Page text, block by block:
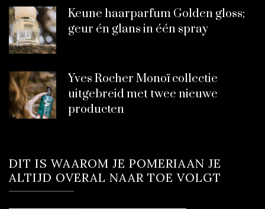
Keune haarparfum Golden gloss;
geur én glans in één spray
Yves Rocher Monoï collectie
uitgebreid met twee nieuwe
producten
DIT IS WAAROM JE POMERIAAN JE
ALTIJD OVERAL NAAR TOE VOLGT